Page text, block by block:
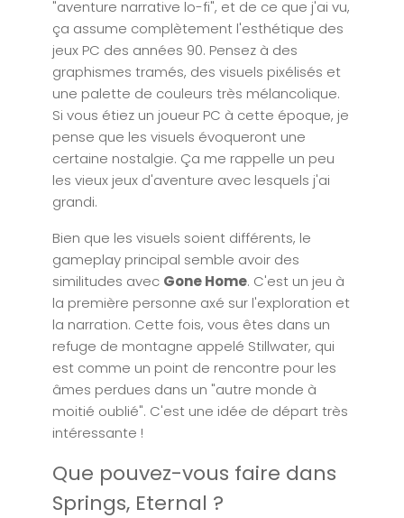
"aventure narrative lo-fi", et de ce que j'ai vu,
ça assume complètement l'esthétique des
jeux PC des années 90. Pensez à des
graphismes tramés, des visuels pixélisés et
une palette de couleurs très mélancolique.
Si vous étiez un joueur PC à cette époque, je
pense que les visuels évoqueront une
certaine nostalgie. Ça me rappelle un peu
les vieux jeux d'aventure avec lesquels j'ai
grandi.
Bien que les visuels soient différents, le
gameplay principal semble avoir des
similitudes avec Gone Home. C'est un jeu à
la première personne axé sur l'exploration et
la narration. Cette fois, vous êtes dans un
refuge de montagne appelé Stillwater, qui
est comme un point de rencontre pour les
âmes perdues dans un "autre monde à
moitié oublié". C'est une idée de départ très
intéressante !
Que pouvez-vous faire dans
Springs, Eternal ?